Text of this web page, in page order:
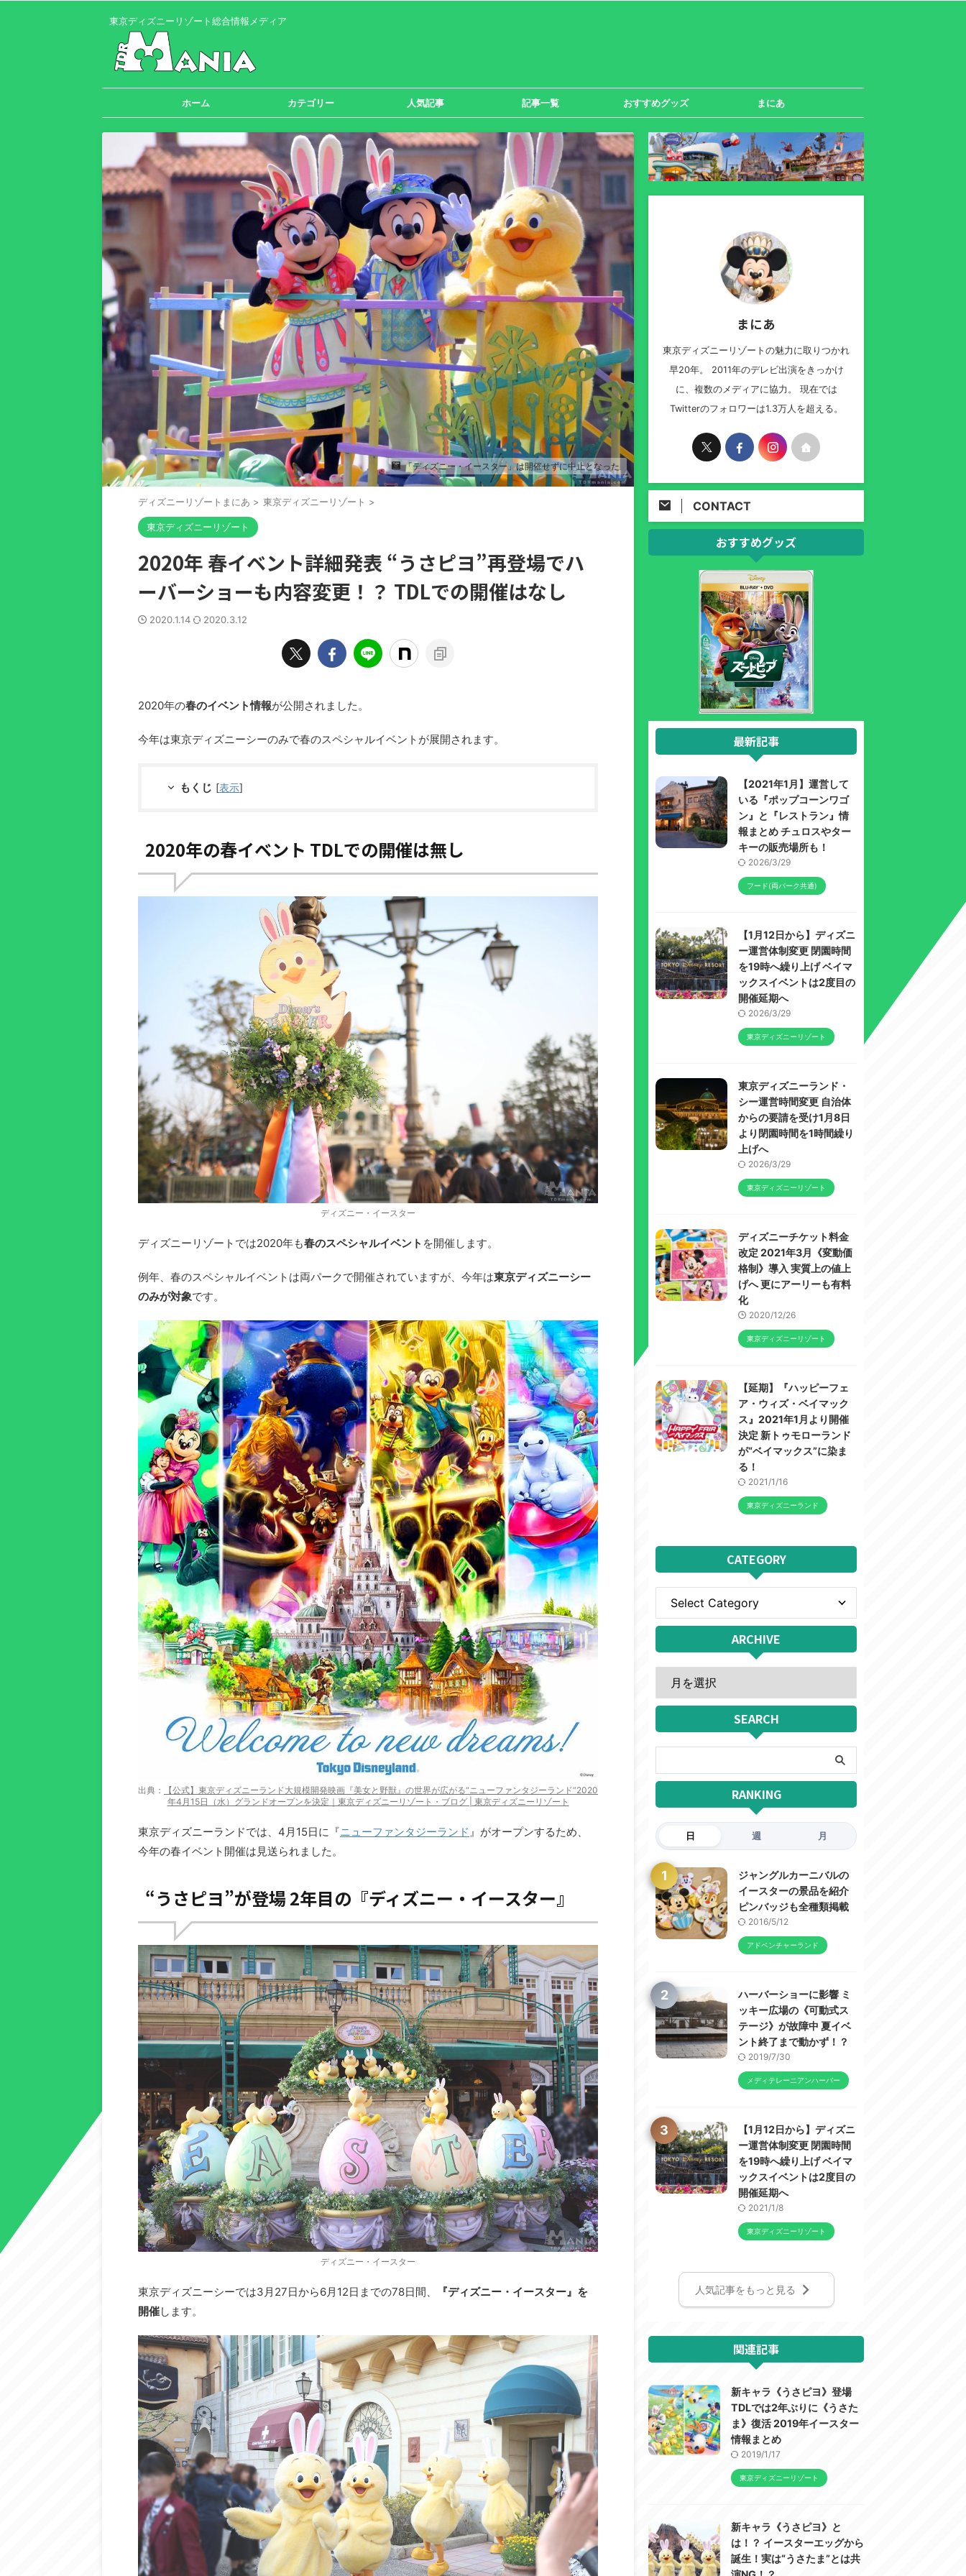
東京ディズニーリゾート総合情報メディア
ホーム カテゴリー 人気記事 記事一覧 おすすめグッズ まにあ
「ディズニー・イースター」は開催せずに中止となった
ディズニーリゾートまにあ > 東京ディズニーリゾート >
東京ディズニーリゾート
2020年 春イベント詳細発表 “うさピヨ”再登場でハ
ーバーショーも内容変更！？ TDLでの開催はなし
2020.1.14 2020.3.12
2020年の春のイベント情報が公開されました。
今年は東京ディズニーシーのみで春のスペシャルイベントが展開されます。
もくじ [表示]
2020年の春イベント TDLでの開催は無し
ディズニー・イースター
ディズニーリゾートでは2020年も春のスペシャルイベント を開催します。
例年、春のスペシャルイベントは両パークで開催されていますが、今年は東京ディズニーシー
のみが対象です。
出典：
【公式】東京ディズニーランド大規模開発映画『美女と野獣』の世界が広がる“ニューファンタジーランド”2020
年4月15日（水）グランドオープンを決定｜東京ディズニーリゾート・ブログ | 東京ディズニーリゾート
東京ディズニーランドでは、4月15日に『ニューファンタジーランド 』がオープンするため、
今年の春イベント開催は見送られました。
“うさピヨ”が登場 2年目の『ディズニー・イースター』
ディズニー・イースター
東京ディズニーシーでは3月27日から6月12日までの78日間、
『ディズニー・イースター』を
開催します。
まにあ
東京ディズニーリゾートの魅力に取りつかれ
早20年。 2011年のデレビ出演をきっかけ
に、複数のメディアに協力。 現在では
Twitterのフォロワーは1.3万人を超える。
CONTACT
おすすめグッズ
最新記事
【2021年1月】運営して
いる『ポップコーンワゴ
ン』と『レストラン』情
報まとめ チュロスやター
キーの販売場所も！
2026/3/29
フード(両パーク共通)
【1月12日から】ディズニ
ー運営体制変更 閉園時間
を19時へ繰り上げ ベイマ
ックスイベントは2度目の
開催延期へ
2026/3/29
東京ディズニーリゾート
東京ディズニーランド・
シー運営時間変更 自治体
からの要請を受け1月8日
より閉園時間を1時間繰り
上げへ
2026/3/29
東京ディズニーリゾート
ディズニーチケット料金
改定 2021年3月《変動価
格制》導入 実質上の値上
げへ 更にアーリーも有料
化
2020/12/26
東京ディズニーリゾート
【延期】『ハッピーフェ
ア・ウィズ・ベイマック
ス』2021年1月より開催
決定 新トゥモローランド
が“ベイマックス”に染ま
る！
2021/1/16
東京ディズニーランド
CATEGORY
ARCHIVE
SEARCH
RANKING
日 週 月
1
ジャングルカーニバルの
イースターの景品を紹介
ピンバッジも全種類掲載
2016/5/12
アドベンチャーランド
2
ハーバーショーに影響 ミ
ッキー広場の《可動式ス
テージ》が故障中 夏イベ
ント終了まで動かず！？
2019/7/30
メディテレーニアンハーバー
3
【1月12日から】ディズニ
ー運営体制変更 閉園時間
を19時へ繰り上げ ベイマ
ックスイベントは2度目の
開催延期へ
2021/1/8
東京ディズニーリゾート
人気記事をもっと見る
関連記事
新キャラ《うさピヨ》登場
TDLでは2年ぶりに《うさた
ま》復活 2019年イースター
情報まとめ
2019/1/17
東京ディズニーリゾート
新キャラ《うさピヨ》と
は！？ イースターエッグから
誕生！実は“うさたま”とは共